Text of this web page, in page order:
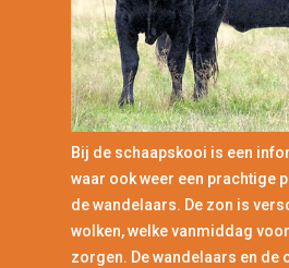
Bij de schaapskooi is een
waar ook weer een prachtige
de wandelaars. De zon is
wolken, welke vanmiddag
zorgen. De wandelaars en de